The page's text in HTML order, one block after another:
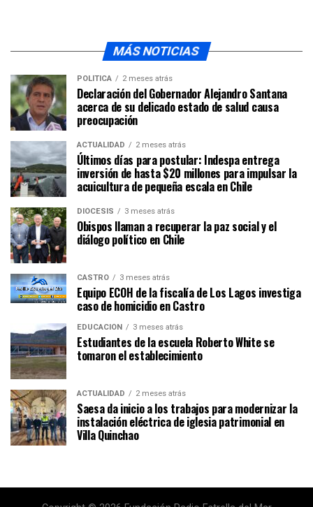
MÁS NOTICIAS
POLÍTICA 2 meses atrás
Declaración del Gobernador Alejandro Santana
acerca de su delicado estado de salud causa
preocupación
ACTUALIDAD 2 meses atrás
Últimos días para postular: Indespa entrega
inversión de hasta $20 millones para impulsar la
acuicultura de pequeña escala en Chile
DIÓCESIS 3 meses atrás
Obispos llaman a recuperar la paz social y el
diálogo político en Chile
CASTRO 3 meses atrás
Equipo ECOH de la fiscalía de Los Lagos investiga
caso de homicidio en Castro
EDUCACIÓN 3 meses atrás
Estudiantes de la escuela Roberto White se
tomaron el establecimiento
ACTUALIDAD 2 meses atrás
Saesa da inicio a los trabajos para modernizar la
instalación eléctrica de iglesia patrimonial en
Villa Quinchao